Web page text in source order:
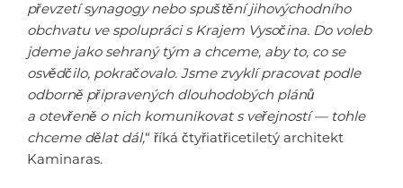
převzetí synagogy nebo spuštění jihovýchodního
obchvatu ve spolupráci s Krajem Vysočina. Do voleb
jdeme jako sehraný tým a chceme, aby to, co se
osvědčilo, pokračovalo. Jsme zvyklí pracovat podle
odborně připravených dlouhodobých plánů
a otevřeně o nich komunikovat s veřejností — tohle
chceme dělat dál,“ říká čtyřiatřicetiletý architekt
Kaminaras.